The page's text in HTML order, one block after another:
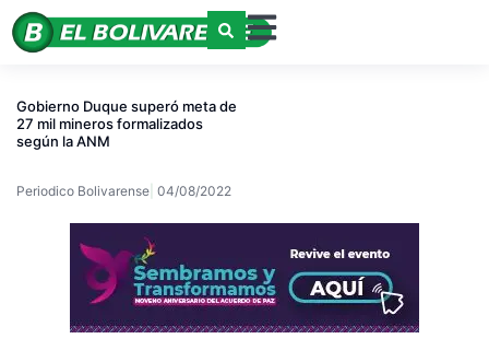
Gobierno Duque superó meta de
27 mil mineros formalizados
según la ANM
Periodico Bolivarense 04/08/2022